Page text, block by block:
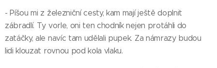
- Píšou mi z železniční cesty, kam mají ještě doplnit
zábradlí. Ty vorle, oni ten chodník nejen protáhli do
zatáčky, ale navíc tam udělali pupek. Za námrazy budou
lidi klouzat rovnou pod kola vlaku.